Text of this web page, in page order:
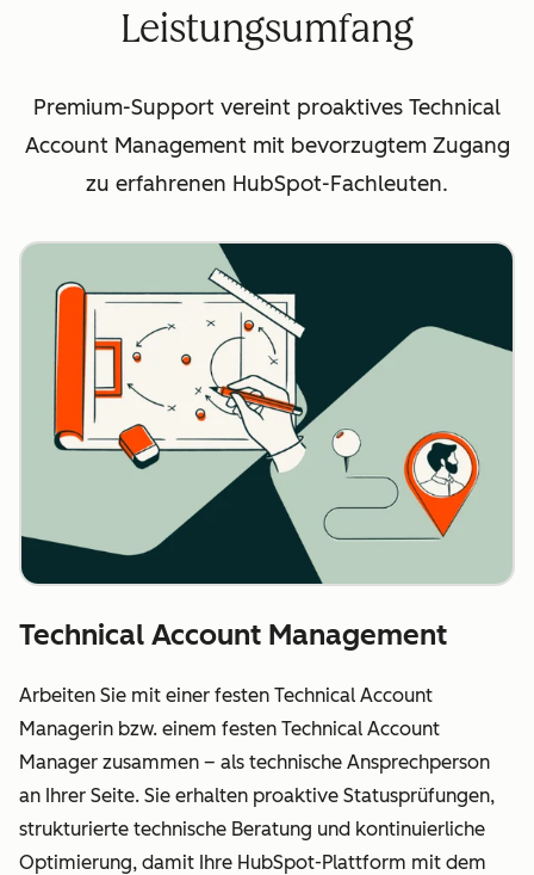
Leistungsumfang
Premium-Support vereint proaktives Technical
Account Management mit bevorzugtem Zugang
zu erfahrenen HubSpot-Fachleuten.
Technical Account Management
Arbeiten Sie mit einer festen Technical Account
Managerin bzw. einem festen Technical Account
Manager zusammen – als technische Ansprechperson
an Ihrer Seite. Sie erhalten proaktive Statusprüfungen,
strukturierte technische Beratung und kontinuierliche
Optimierung, damit Ihre HubSpot-Plattform mit dem